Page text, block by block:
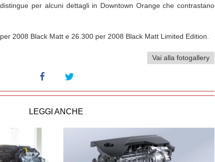
per alcuni dettagli in Downtown Orange che contrastano
2008 Black Matt e 26.300 per 2008 Black Matt Limited Edition.
Vai alla fotogallery
LEGGI ANCHE